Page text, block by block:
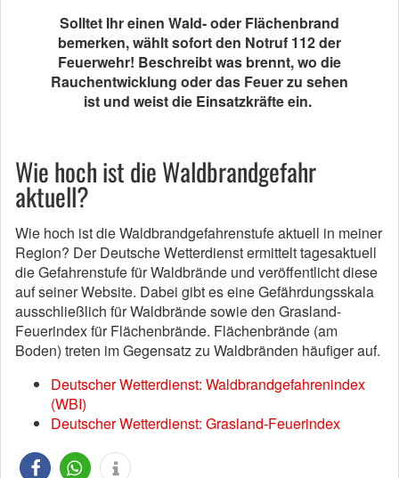
Solltet Ihr einen Wald- oder Flächenbrand
bemerken, wählt sofort den Notruf 112 der
Feuerwehr! Beschreibt was brennt, wo die
Rauchentwicklung oder das Feuer zu sehen
ist und weist die Einsatzkräfte ein.
Wie hoch ist die Waldbrandgefahr
aktuell?
Wie hoch ist die Waldbrandgefahrenstufe aktuell in meiner
Region? Der Deutsche Wetterdienst ermittelt tagesaktuell
die Gefahrenstufe für Waldbrände und veröffentlicht diese
auf seiner Website. Dabei gibt es eine Gefährdungsskala
ausschließlich für Waldbrände sowie den Grasland-
Feuerindex für Flächenbrände. Flächenbrände (am
Boden) treten im Gegensatz zu Waldbränden häufiger auf.
Deutscher Wetterdienst: Waldbrandgefahrenindex
(WBI)
Deutscher Wetterdienst: Grasland-Feuerindex